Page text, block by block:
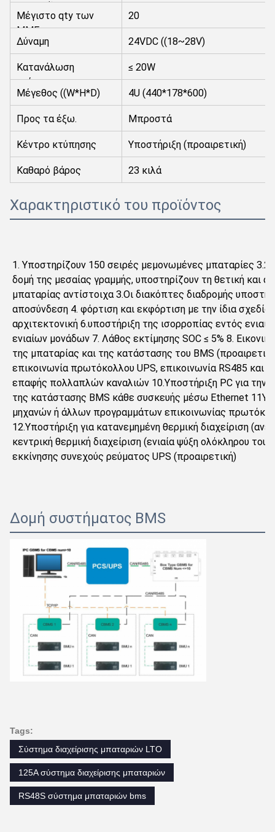
ανοιχτή)
Μέγιστο qty των
ΜΜΕ
20
Δύναμη 24VDC ((18~28V)
Κατανάλωση
ενέργειας
≤ 20W
Μέγεθος ((W*H*D)
mm
4U (440*178*600)
Προς τα έξω. Μπροστά
Κέντρο κτύπησης Υποστήριξη (προαιρετική)
Καθαρό βάρος 23 κιλά
Χαρακτηριστικό του προϊόντος
1. Υποστηρίζουν 150 σειρές μεμονωμένες μπαταρίες 3.2
δομή της μεσαίας γραμμής, υποστηρίζουν τη θετική και
μπαταρίας αντίστοιχα 3.Οι διακόπτες διαδρομής
αποσύνδεση 4. φόρτιση και εκφόρτιση με την ίδια
αρχιτεκτονική 6.υποστήριξη της ισορροπίας εντός
ενιαίων μονάδων 7. Λάθος εκτίμησης SOC ≤ 5% 8.
της μπαταρίας και της κατάστασης του BMS
επικοινωνία πρωτόκολλου UPS, επικοινωνία RS485 και
επαφής πολλαπλών καναλιών 10.Υποστήριξη PC για την
της κατάστασης BMS κάθε συσκευής μέσω Ethernet
μηχανών ή άλλων προγραμμάτων επικοινωνίας
12.Υποστήριξη για κατανεμημένη θερμική διαχείριση
κεντρική θερμική διαχείριση (ενιαία ψύξη ολόκληρου
εκκίνησης συνεχούς ρεύματος UPS (προαιρετική)
Δομή συστήματος BMS
Tags:
Σύστημα διαχείρισης μπαταριών LTO
125A σύστημα διαχείρισης μπαταριών
RS48S σύστημα μπαταριών bms